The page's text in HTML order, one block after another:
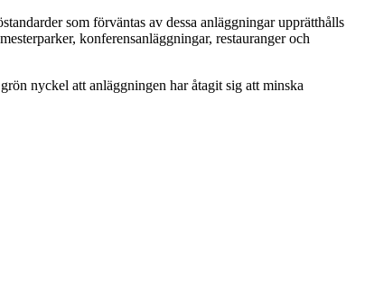
som förväntas av dessa anläggningar upprätthålls
konferensanläggningar, restauranger och
nyckel att anläggningen har åtagit sig att minska